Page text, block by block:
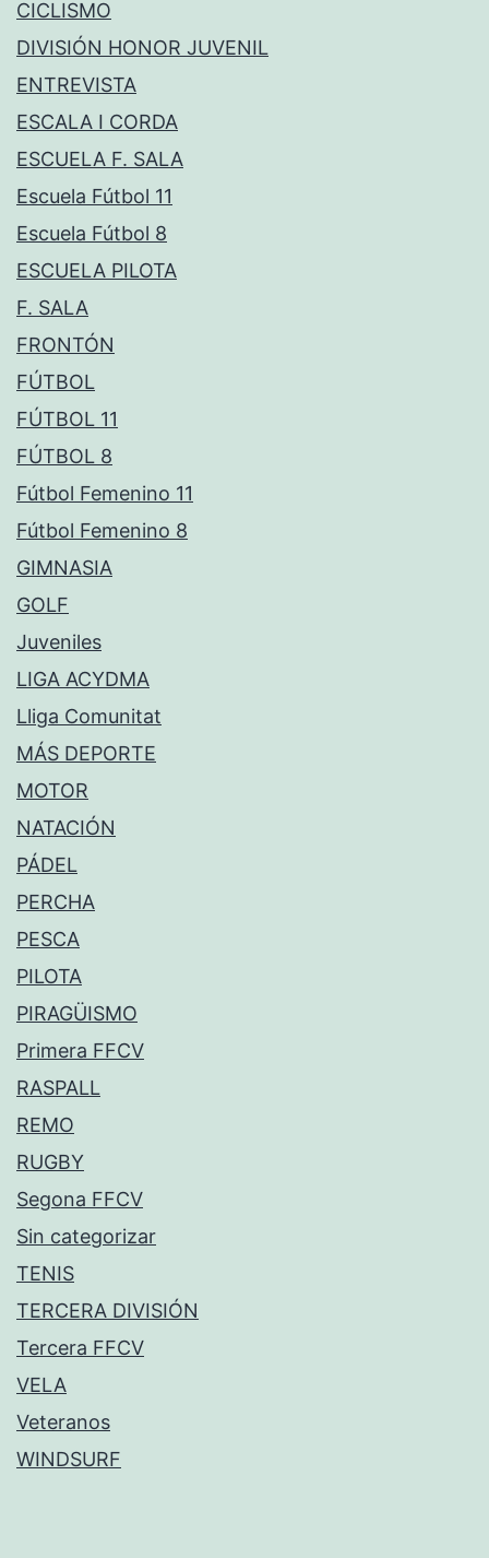
CICLISMO
DIVISIÓN HONOR JUVENIL
ENTREVISTA
ESCALA I CORDA
ESCUELA F. SALA
Escuela Fútbol 11
Escuela Fútbol 8
ESCUELA PILOTA
F. SALA
FRONTÓN
FÚTBOL
FÚTBOL 11
FÚTBOL 8
Fútbol Femenino 11
Fútbol Femenino 8
GIMNASIA
GOLF
Juveniles
LIGA ACYDMA
Lliga Comunitat
MÁS DEPORTE
MOTOR
NATACIÓN
PÁDEL
PERCHA
PESCA
PILOTA
PIRAGÜISMO
Primera FFCV
RASPALL
REMO
RUGBY
Segona FFCV
Sin categorizar
TENIS
TERCERA DIVISIÓN
Tercera FFCV
VELA
Veteranos
WINDSURF